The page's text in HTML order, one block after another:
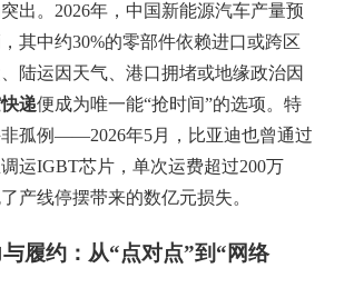
出。2026年，中国新能源汽车产量预
其中约30%的零部件依赖进口或跨区
陆运因天气、港口拥堵或地缘政治因
递便成为唯一能“抢时间”的选项。特
孤例——2026年5月，比亚迪也曾通过
运IGBT芯片，单次运费超过200万
产线停摆带来的数亿元损失。
履约：从“点对点”到“网络